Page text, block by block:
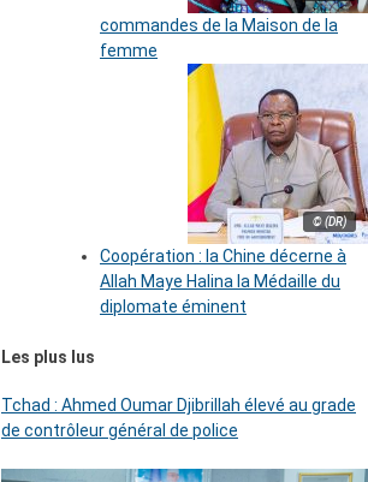
commandes de la Maison de la
femme
© (DR)
Coopération : la Chine décerne à
Allah Maye Halina la Médaille du
diplomate éminent
Les plus lus
Tchad : Ahmed Oumar Djibrillah élevé au grade
de contrôleur général de police